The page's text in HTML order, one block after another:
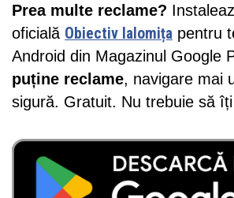
Prea multe reclame?
oficială Obiectiv Ialomița pentru
Android din Magazinul Google
puține reclame, navigare mai
sigură. Gratuit. Nu trebuie să îți